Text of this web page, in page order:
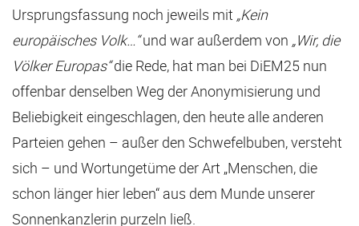
Ursprungsfassung noch jeweils mit „Kein
europäisches Volk…“und war außerdem von „Wir, die
Völker Europas“die Rede, hat man bei DiEM25 nun
offenbar denselben Weg der Anonymisierung und
Beliebigkeit eingeschlagen, den heute alle anderen
Parteien gehen – außer den Schwefelbuben, versteht
sich – und Wortungetüme der Art „Menschen, die
schon länger hier leben“ aus dem Munde unserer
Sonnenkanzlerin purzeln ließ.